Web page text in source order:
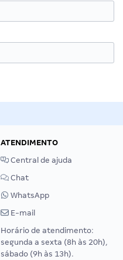
ATENDIMENTO
Central de ajuda
Chat
WhatsApp
E-mail
Horário de atendimento:
segunda a sexta (8h às 20h),
sábado (9h às 13h).